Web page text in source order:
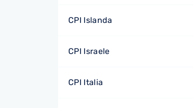
CPI Islanda
CPI Israele
CPI Italia